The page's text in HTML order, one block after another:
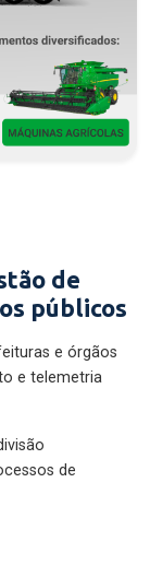
de
públicos
e órgãos
e telemetria
de